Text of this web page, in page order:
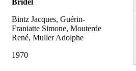
Bridel
Bintz Jacques, Guérin-
Franiatte Simone, Mouterde
René, Muller Adolphe
1970